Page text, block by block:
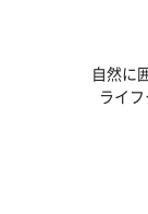
自然に
ライ